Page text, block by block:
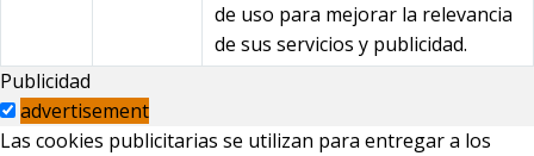
de uso para mejorar la relevancia
de sus servicios y publicidad.
Publicidad
advertisement
Las cookies publicitarias se utilizan para entregar a los